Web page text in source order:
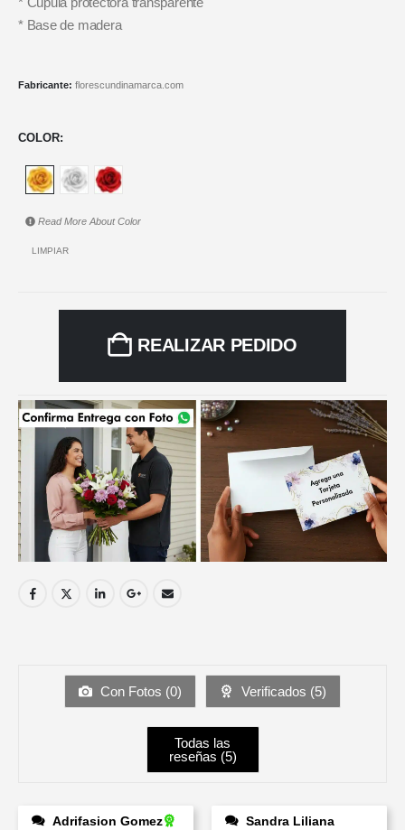
* Base de madera
Fabricante: florescundinamarca.com
COLOR
Read More AboutColor
LIMPIAR
REALIZAR PEDIDO
Con Fotos (0) Verificados (5)
Todas las
reseñas (5)
Adrifasion Gomez